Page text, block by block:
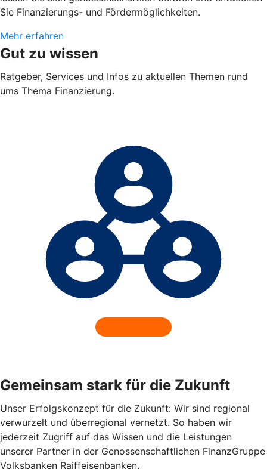
Sie Finanzierungs- und Fördermöglichkeiten.
Mehr erfahren
Gut zu wissen
Ratgeber, Services und Infos zu aktuellen Themen rund
ums Thema Finanzierung.
Gemeinsam stark für die Zukunft
Unser Erfolgskonzept für die Zukunft: Wir sind regional
verwurzelt und überregional vernetzt. So haben wir
jederzeit Zugriff auf das Wissen und die Leistungen
unserer Partner in der Genossenschaftlichen FinanzGruppe
Volksbanken Raiffeisenbanken.